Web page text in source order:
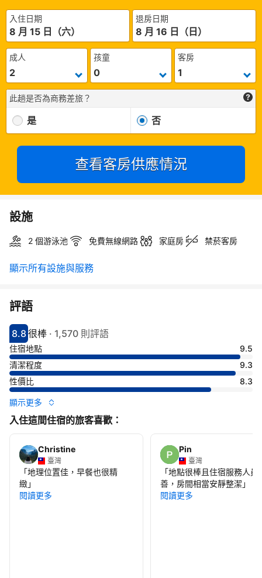
入住日期
8 月 15 日（六）
退房日期
8 月 16 日（日）
成人 孩童 客房
此趟是否為商務差旅？
是 否
查看客房供應情況
設施
2 個游泳池 免費無線網路 家庭房 禁菸客房
顯示所有設施與服務
評語
分數8.8分
8.8
評比很棒
很棒 · 1,570 則評語
住宿地點
9.5
清潔程度
9.3
性價比
8.3
顯示更多
入住這間住宿的旅客喜歡：
Christine
臺灣
「地理位置佳，早餐也很精
緻 」
閱讀更多
Pin
臺灣
「地點很棒且住宿服務人員
善，房間相當安靜整潔 」
閱讀更多